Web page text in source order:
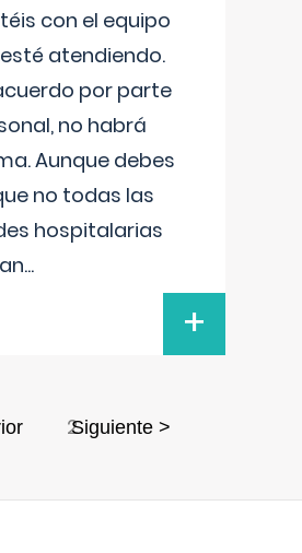
con el equipo
atendiendo.
por parte
no habrá
Aunque debes
no todas las
hospitalarias
...
+
2Siguiente >